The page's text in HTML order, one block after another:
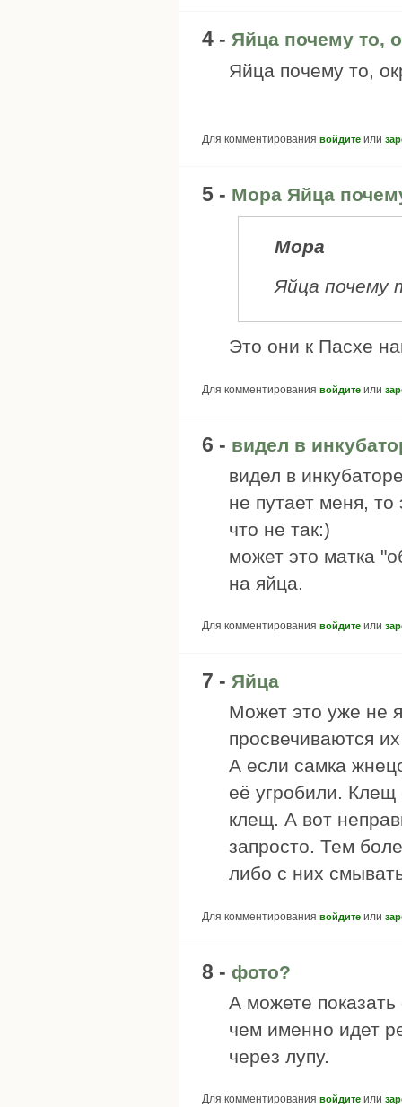
4 - Яйца почему то,
Яйца почему то,
Для комментирования войдите или
5 - Мора Яйца
Мора
Яйца почему
Это они к Пасхе
Для комментирования войдите или
6 - видел в
видел в
не путает меня,
что не так:)
может это матка
на яйца.
Для комментирования войдите или
7 - Яйца
Может это уже не
просвечиваются
А если самка
её угробили.
клещ. А вот
запросто. Тем
либо с них
Для комментирования войдите или
8 - фото?
А можете
чем именно идет
через лупу.
Для комментирования войдите или